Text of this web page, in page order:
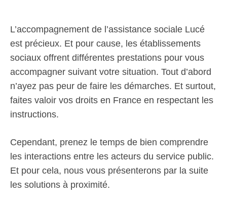
L’accompagnement de l’assistance sociale Lucé
est précieux. Et pour cause, les établissements
sociaux offrent différentes prestations pour vous
accompagner suivant votre situation. Tout d’abord
n’ayez pas peur de faire les démarches. Et surtout,
faites valoir vos droits en France en respectant les
instructions.
Cependant, prenez le temps de bien comprendre
les interactions entre les acteurs du service public.
Et pour cela, nous vous présenterons par la suite
les solutions à proximité.